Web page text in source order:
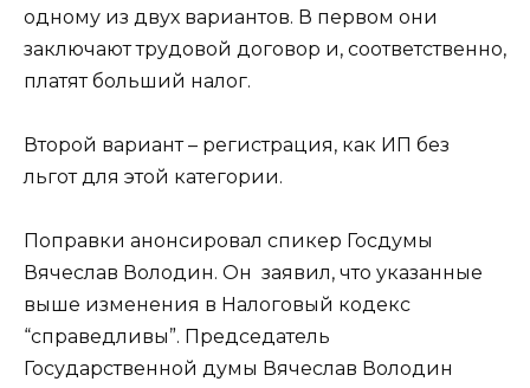
одному из двух вариантов. В первом они
заключают трудовой договор и, соответственно,
платят больший налог.
Второй вариант – регистрация, как ИП без
льгот для этой категории.
Поправки анонсировал спикер Госдумы
Вячеслав Володин. Он заявил, что указанные
выше изменения в Налоговый кодекс
“справедливы”. Председатель
Государственной думы Вячеслав Володин